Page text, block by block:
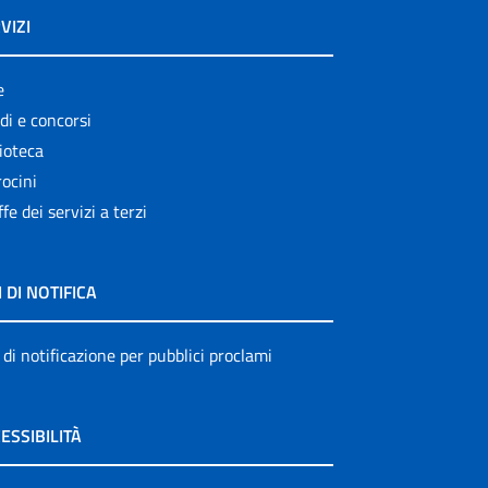
e concorsi
dei servizi a terzi
DI NOTIFICA
notificazione per pubblici proclami